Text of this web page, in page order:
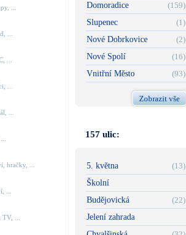
...
...
...
...
...
hračky, ...
...
...
Domoradice
(159)
Slupenec
(1)
Nové Dobrkovice
(2)
Nové Spolí
(16)
Vnitřní Město
(93)
Zobrazit vše
157 ulic:
5. května
(13)
Školní
Budějovická
(22)
Jelení zahrada